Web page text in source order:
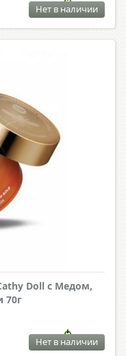
Нет в наличии
Doll с Медом,
70г
Нет в наличии